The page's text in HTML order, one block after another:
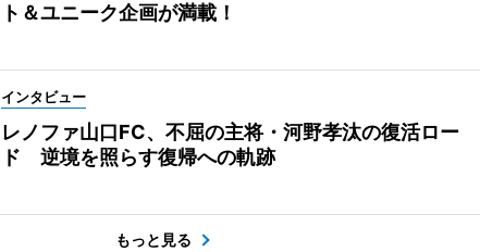
ト＆ユニーク企画が満載！
インタビュー
レノファ山口FC、不屈の主将・河野孝汰の復活ロー
ド 逆境を照らす復帰への軌跡
もっと見る